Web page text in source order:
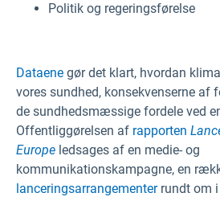
Politik og regeringsførelse
Dataene gør det klart, hvordan
vores sundhed, konsekvenserne af
de sundhedsmæssige fordele ved
Offentliggørelsen af rapporten
Europe ledsages af en medie- og
kommunikationskampagne, en
lanceringsarrangementerrundt om i